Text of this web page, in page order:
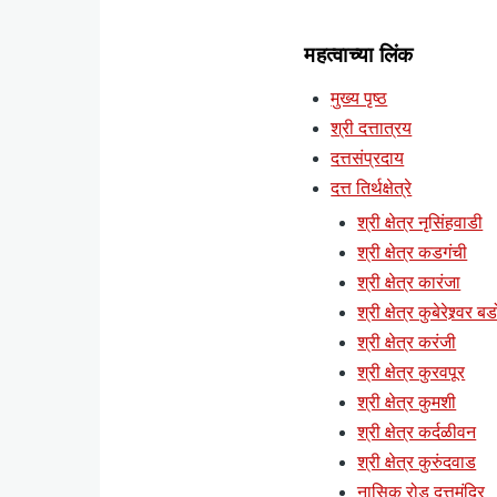
महत्वाच्या लिंक
मुख्य पृष्ठ
श्री दत्तात्रय
दत्तसंप्रदाय
दत्त तिर्थक्षेत्रे
श्री क्षेत्र नृसिंहवाडी
श्री क्षेत्र कडगंची
श्री क्षेत्र कारंजा
श्री क्षेत्र कुबेरेश्र्वर
श्री क्षेत्र करंजी
श्री क्षेत्र कुरवपूर
श्री क्षेत्र कुमशी
श्री क्षेत्र कर्दळीवन
श्री क्षेत्र कुरुंदवाड
नासिक रोड दत्तमंदिर